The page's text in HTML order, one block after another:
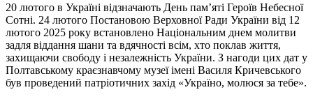
20 лютого в Україні відзначають День пам’яті Героїв Небесної
Сотні. 24 лютого Постановою Верховної Ради України від 12
лютого 2025 року встановлено Національним днем молитви
задля віддання шани та вдячності всім, хто поклав життя,
захищаючи свободу і незалежність України. З нагоди цих дат у
Полтавському краєзнавчому музеї імені Василя Кричевського
був проведений патріотичних захід «Україно, молюся за тебе».